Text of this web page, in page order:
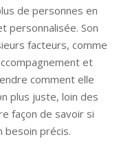
de personnes en
personnalisée. Son
facteurs, comme
et
comment elle
plus juste, loin des
façon de savoir si
besoin précis.